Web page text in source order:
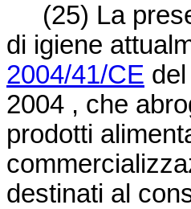
(25) La
di igiene
2004/41/CE
2004 , che
prodotti
destinati al